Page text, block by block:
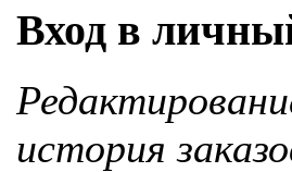
Вход в
история